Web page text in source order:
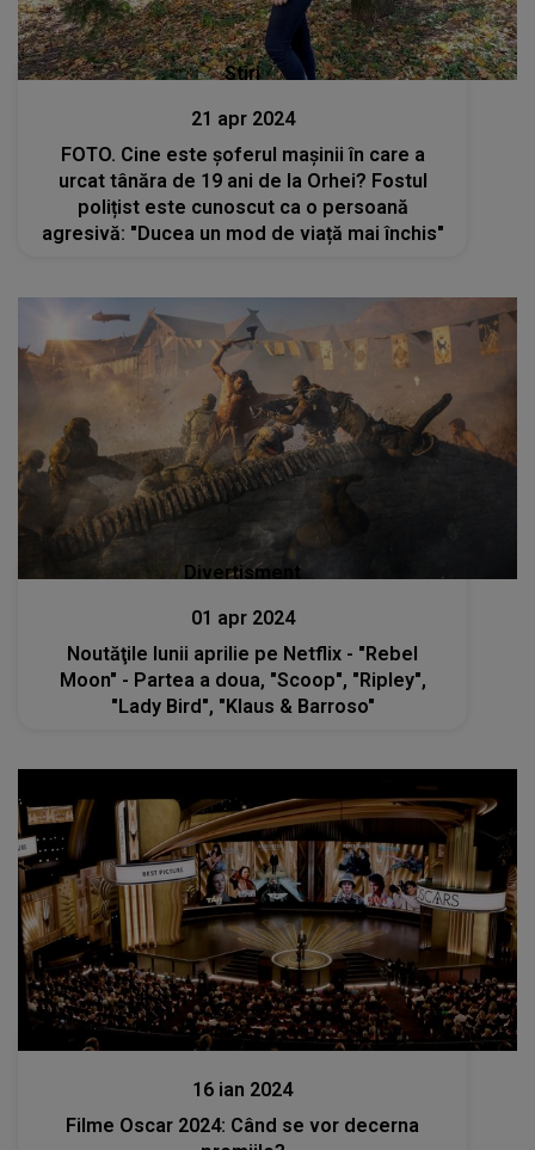
Stiri
21 apr 2024
FOTO. Cine este șoferul mașinii în care a
urcat tânăra de 19 ani de la Orhei? Fostul
polițist este cunoscut ca o persoană
agresivă: "Ducea un mod de viață mai închis"
Divertisment
01 apr 2024
Noutăţile lunii aprilie pe Netflix - "Rebel
Moon" - Partea a doua, "Scoop", "Ripley",
"Lady Bird", "Klaus & Barroso"
Stiri
16 ian 2024
Filme Oscar 2024: Când se vor decerna